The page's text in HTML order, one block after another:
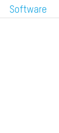
Software